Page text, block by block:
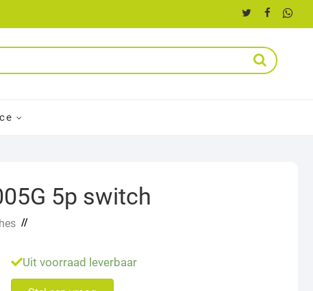
5p switch
//
Uit voorraad leverbaar